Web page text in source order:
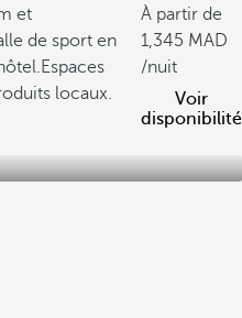
et
de sport en
Espaces
locaux.
À partir de
1,345
/nuit
Voir
disponibilité